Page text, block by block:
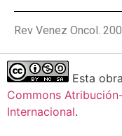
Rev Venez Oncol.
Esta
Commons
Internacional.